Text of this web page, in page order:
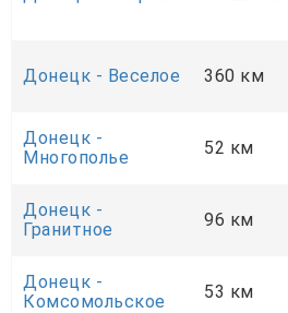
Донецк - Веселое 360 км
Донецк -
Многополье
52 км
Донецк -
Гранитное
96 км
Донецк -
Комсомольское
53 км